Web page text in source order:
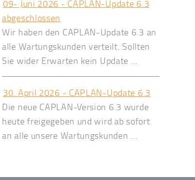
09- Juni 2026 - CAPLAN-Update 6.3
abgeschlossen
Wir haben den CAPLAN-Update 6.3 an
alle Wartungskunden verteilt. Sollten
Sie wider Erwarten kein Update ...
30. April 2026 - CAPLAN-Update 6.3
Die neue CAPLAN-Version 6.3 wurde
heute freigegeben und wird ab sofort
an alle unsere Wartungskunden ...